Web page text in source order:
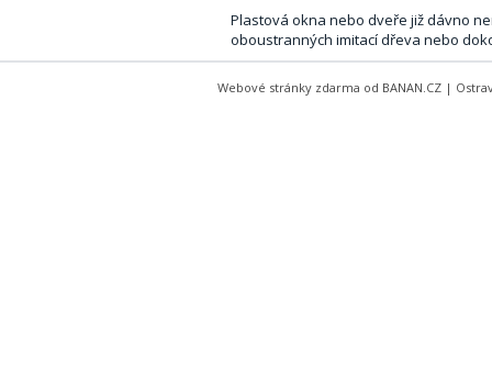
Plastová okna nebo dveře již dávno
oboustranných imitací dřeva nebo
Webové stránky zdarma od BANAN.CZ|